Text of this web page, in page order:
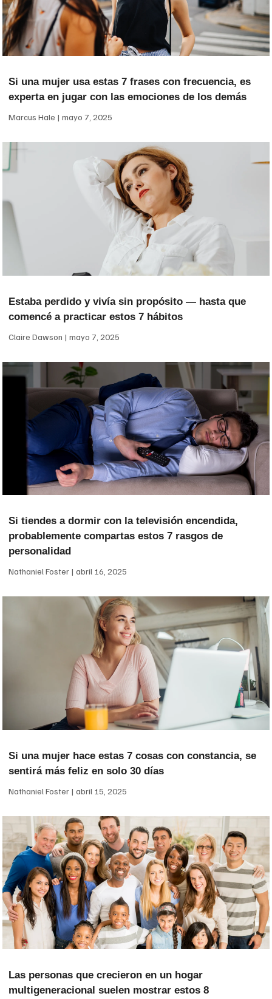
Si una mujer usa estas 7 frases con frecuencia, es
experta en jugar con las emociones de los demás
Marcus Hale mayo 7, 2025
Estaba perdido y vivía sin propósito — hasta que
comencé a practicar estos 7 hábitos
Claire Dawson mayo 7, 2025
Si tiendes a dormir con la televisión encendida,
probablemente compartas estos 7 rasgos de
personalidad
Nathaniel Foster abril 16, 2025
Si una mujer hace estas 7 cosas con constancia, se
sentirá más feliz en solo 30 días
Nathaniel Foster abril 15, 2025
Las personas que crecieron en un hogar
multigeneracional suelen mostrar estos 8